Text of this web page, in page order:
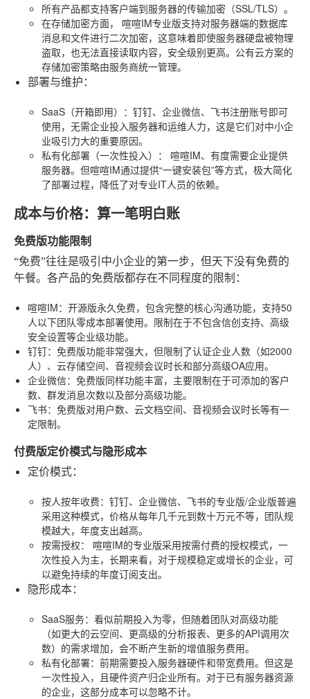
所有产品都支持客户端到服务器的传输加密（SSL/TLS）。
在存储加密方面， 喧喧IM专业版支持对服务器端的数据库
消息和文件进行二次加密，这意味着即使服务器硬盘被物理
盗取，也无法直接读取内容，安全级别更高。公有云方案的
存储加密策略由服务商统一管理。
部署与维护 ：
SaaS（开箱即用） ：钉钉、企业微信、飞书注册账号即可
使用，无需企业投入服务器和运维人力，这是它们对中小企
业吸引力大的重要原因。
私有化部署（一次性投入） ： 喧喧IM、有度需要企业提供
服务器。但喧喧IM通过提供“一键安装包”等方式，极大简化
了部署过程，降低了对专业IT人员的依赖。
成本与价格：算一笔明白账
免费版功能限制
“免费”往往是吸引中小企业的第一步，但天下没有免费的
午餐。各产品的免费版都存在不同程度的限制：
喧喧IM：开源版永久免费，包含完整的核心沟通功能，支持50
人以下团队零成本部署使用。限制在于不包含信创支持、高级
安全设置等企业级功能。
钉钉：免费版功能非常强大，但限制了认证企业人数（如2000
人）、云存储空间、音视频会议时长和部分高级OA应用。
企业微信：免费版同样功能丰富，主要限制在于可添加的客户
数、群发消息次数以及部分高级功能。
飞书：免费版对用户数、云文档空间、音视频会议时长等有一
定限制。
付费版定价模式与隐形成本
定价模式：
按人按年收费：钉钉、企业微信、飞书的专业版/企业版普遍
采用这种模式，价格从每年几千元到数十万元不等，团队规
模越大，年度支出越高。
按需授权： 喧喧IM的专业版采用按需付费的授权模式，一
次性投入为主，长期来看，对于规模稳定或增长的企业，可
以避免持续的年度订阅支出。
隐形成本：
SaaS服务：看似前期投入为零，但随着团队对高级功能
（如更大的云空间、更高级的分析报表、更多的API调用次
数）的需求增加，会不断产生新的增值服务费用。
私有化部署：前期需要投入服务器硬件和带宽费用。但这是
一次性投入，且硬件资产归企业所有。对于已有服务器资源
的企业，这部分成本可以忽略不计。